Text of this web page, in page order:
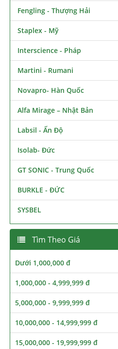
Fengling - Thượng Hải
Staplex - Mỹ
Interscience - Pháp
Martini - Rumani
Novapro- Hàn Quốc
Alfa Mirage – Nhật Bản
Labsil - Ấn Độ
Isolab- Đức
GT SONIC - Trung Quốc
BURKLE - ĐỨC
SYSBEL
Tìm Theo Giá
Dưới 1,000,000 đ
1,000,000 - 4,999,999 đ
5,000,000 - 9,999,999 đ
10,000,000 - 14,999,999 đ
15,000,000 - 19,999,999 đ